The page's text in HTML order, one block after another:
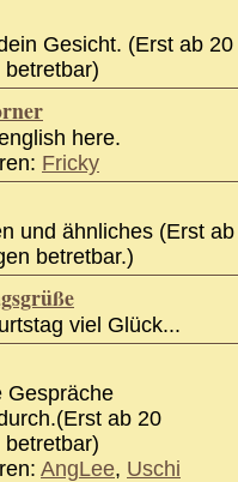
Gesicht. (Erst ab 20
betretbar)
here.
Fricky
und ähnliches (Erst ab
betretbar.)
viel Glück...
Gespräche
ab 20
betretbar)
AngLee, Uschi